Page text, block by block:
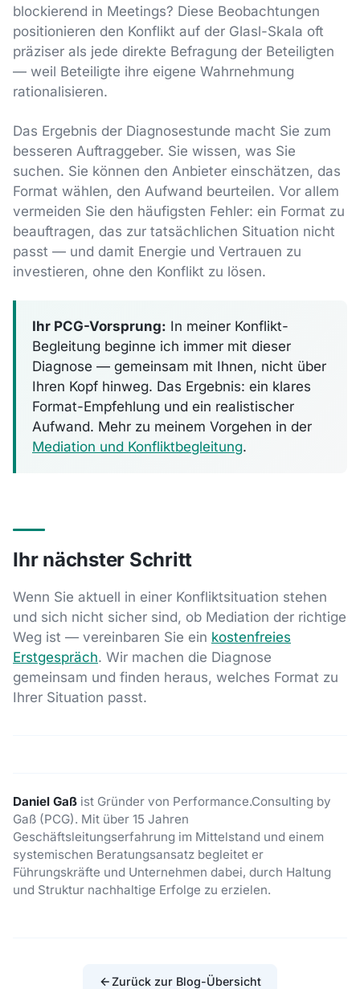
blockierend in Meetings? Diese Beobachtungen
positionieren den Konflikt auf der Glasl-Skala oft
präziser als jede direkte Befragung der Beteiligten
— weil Beteiligte ihre eigene Wahrnehmung
rationalisieren.
Das Ergebnis der Diagnosestunde macht Sie zum
besseren Auftraggeber. Sie wissen, was Sie
suchen. Sie können den Anbieter einschätzen, das
Format wählen, den Aufwand beurteilen. Vor allem
vermeiden Sie den häufigsten Fehler: ein Format zu
beauftragen, das zur tatsächlichen Situation nicht
passt — und damit Energie und Vertrauen zu
investieren, ohne den Konflikt zu lösen.
Ihr PCG-Vorsprung: In meiner Konflikt-
Begleitung beginne ich immer mit dieser
Diagnose — gemeinsam mit Ihnen, nicht über
Ihren Kopf hinweg. Das Ergebnis: ein klares
Format-Empfehlung und ein realistischer
Aufwand. Mehr zu meinem Vorgehen in der
Mediation und Konfliktbegleitung.
Ihr nächster Schritt
Wenn Sie aktuell in einer Konfliktsituation stehen
und sich nicht sicher sind, ob Mediation der richtige
Weg ist — vereinbaren Sie ein kostenfreies
Erstgespräch. Wir machen die Diagnose
gemeinsam und finden heraus, welches Format zu
Ihrer Situation passt.
Daniel Gaß ist Gründer von Performance.Consulting by
Gaß (PCG). Mit über 15 Jahren
Geschäftsleitungserfahrung im Mittelstand und einem
systemischen Beratungsansatz begleitet er
Führungskräfte und Unternehmen dabei, durch Haltung
und Struktur nachhaltige Erfolge zu erzielen.
Zurück zur Blog-Übersicht